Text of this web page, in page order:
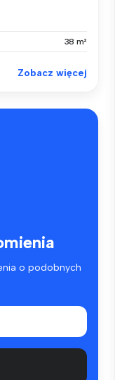
38 m²
Zobacz więcej
o podobnych